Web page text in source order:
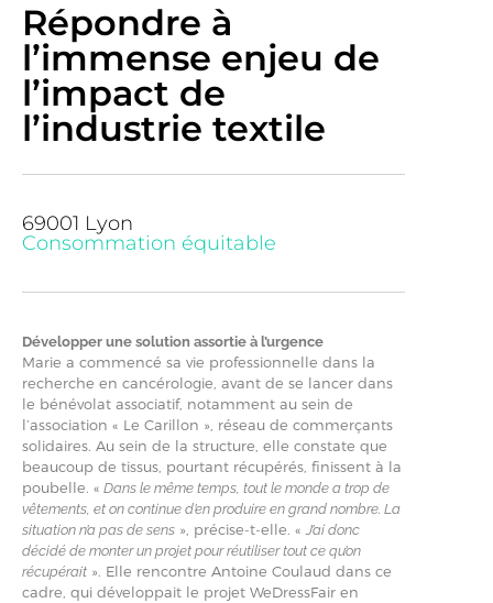
Répondre à
l’immense enjeu de
l’impact de
l’industrie textile
69001 Lyon
Consommation équitable
Développer une solution assortie à l’urgence
Marie a commencé sa vie professionnelle dans la
recherche en cancérologie, avant de se lancer dans
le bénévolat associatif, notamment au sein de
l’association « Le Carillon », réseau de commerçants
solidaires. Au sein de la structure, elle constate que
beaucoup de tissus, pourtant récupérés, finissent à la
poubelle. « Dans le même temps, tout le monde a trop de
vêtements, et on continue d’en produire en grand nombre. La
situation n’a pas de sens », précise-t-elle. « J’ai donc
décidé de monter un projet pour réutiliser tout ce qu’on
récupérait ». Elle rencontre Antoine Coulaud dans ce
cadre, qui développait le projet WeDressFair en